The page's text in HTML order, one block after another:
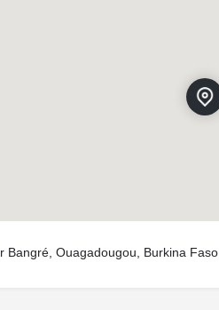
Bangré, Ouagadougou, Burkina Faso